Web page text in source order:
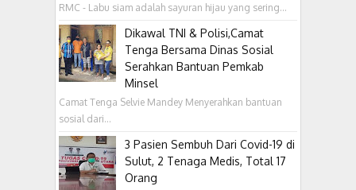
RMC - Labu siam adalah sayuran hijau yang sering...
Dikawal TNI & Polisi,Camat
Tenga Bersama Dinas Sosial
Serahkan Bantuan Pemkab
Minsel
Camat Tenga Selvie Mandey Menyerahkan bantuan
sosial dari...
3 Pasien Sembuh Dari Covid-19 di
Sulut, 2 Tenaga Medis, Total 17
Orang